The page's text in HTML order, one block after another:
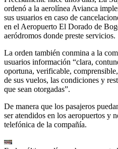
ordenó a la aerolínea Avianca
sus usuarios en caso de
en el Aeropuerto El Dorado de
aeródromos donde preste servicios.
La orden también conmina a la
usuarios información “clara,
oportuna, verificable,
de sus vuelos, las condiciones y
que sean otorgadas”.
De manera que los pasajeros
ser atendidos en los aeropuertos y
telefónica de la compañía.